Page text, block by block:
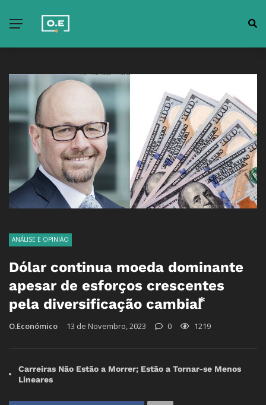
ANÁLISE E OPINIÃO
Dólar continua moeda dominante
apesar de esforços crescentes
pela diversificação cambial⃰
O.Económico 13 de Novembro, 2023 0 1219
Carreiras Não Estão a Morrer; Estão a Tornar-se Menos
Lineares